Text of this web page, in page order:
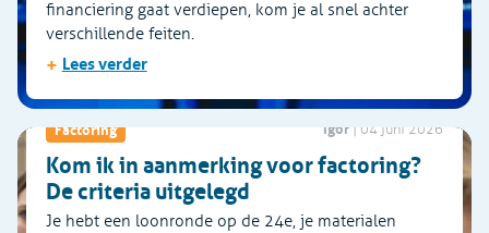
financiering gaat verdiepen, kom je al snel achter
verschillende feiten.
+ Lees verder
Factoring Igor |04 juni 2026
Kom ik in aanmerking voor factoring?
De criteria uitgelegd
Je hebt een loonronde op de 24e, je materialen